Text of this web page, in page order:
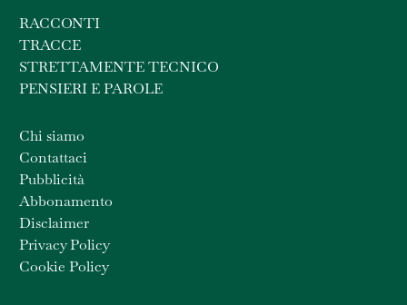
RACCONTI
TRACCE
STRETTAMENTE TECNICO
PENSIERI E PAROLE
Chi siamo
Contattaci
Pubblicità
Abbonamento
Disclaimer
Privacy Policy
Cookie Policy